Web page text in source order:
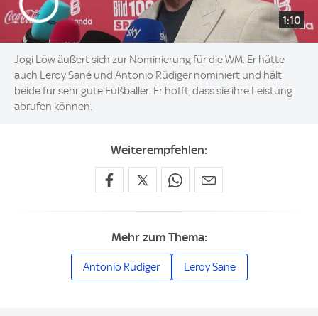
1:10
Jogi Löw äußert sich zur Nominierung für die WM. Er hätte
auch Leroy Sané und Antonio Rüdiger nominiert und hält
beide für sehr gute Fußballer. Er hofft, dass sie ihre Leistung
abrufen können.
Weiterempfehlen:
Mehr zum Thema:
Antonio Rüdiger Leroy Sane